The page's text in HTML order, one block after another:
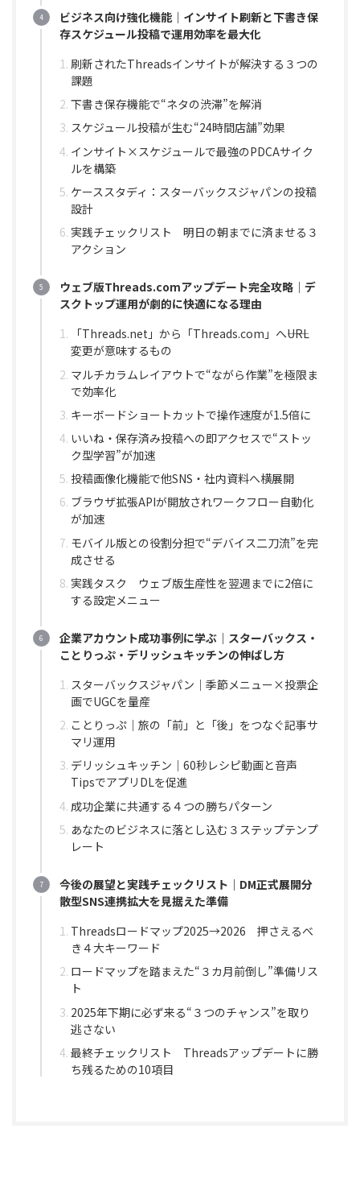
ビジネス向け強化機能｜インサイト刷新と下書き保
存スケジュール投稿で運用効率を最大化
刷新されたThreadsインサイトが解決する３つの
課題
下書き保存機能で“ネタの渋滞”を解消
スケジュール投稿が生む“24時間店舗”効果
インサイト×スケジュールで最強のPDCAサイク
ルを構築
ケーススタディ：スターバックスジャパンの投稿
設計
実践チェックリスト 明日の朝までに済ませる３
アクション
ウェブ版Threads.comアップデート完全攻略｜デ
スクトップ運用が劇的に快適になる理由
「Threads.net」から「Threads.com」へ――URL
変更が意味するもの
マルチカラムレイアウトで“ながら作業”を極限ま
で効率化
キーボードショートカットで操作速度が1.5倍に
いいね・保存済み投稿への即アクセスで“ストッ
ク型学習”が加速
投稿画像化機能で他SNS・社内資料へ横展開
ブラウザ拡張APIが開放されワークフロー自動化
が加速
モバイル版との役割分担で“デバイス二刀流”を完
成させる
実践タスク ウェブ版生産性を翌週までに2倍に
する設定メニュー
企業アカウント成功事例に学ぶ｜スターバックス・
ことりっぷ・デリッシュキッチンの伸ばし方
スターバックスジャパン｜季節メニュー×投票企
画でUGCを量産
ことりっぷ｜旅の「前」と「後」をつなぐ記事サ
マリ運用
デリッシュキッチン｜60秒レシピ動画と音声
TipsでアプリDLを促進
成功企業に共通する４つの勝ちパターン
あなたのビジネスに落とし込む３ステップテンプ
レート
今後の展望と実践チェックリスト｜DM正式展開分
散型SNS連携拡大を見据えた準備
Threadsロードマップ2025→2026 押さえるべ
き４大キーワード
ロードマップを踏まえた“３カ月前倒し”準備リス
ト
2025年下期に必ず来る“３つのチャンス”を取り
逃さない
最終チェックリスト Threadsアップデートに勝
ち残るための10項目